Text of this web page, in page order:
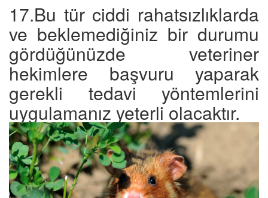
17.Bu tür ciddi rahatsızlıklarda
ve beklemediğiniz bir durumu
gördüğünüzde veteriner
hekimlere başvuru yaparak
gerekli tedavi yöntemlerini
uygulamanız yeterli olacaktır.